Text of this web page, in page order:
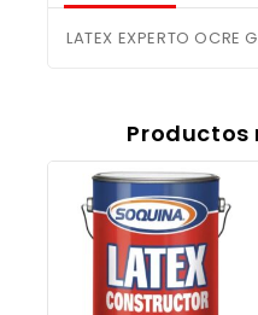
LATEX EXPERTO OCRE